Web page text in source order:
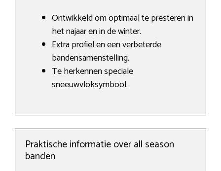
Ontwikkeld om optimaal te presteren in
het najaar en in de winter.
Extra profiel en een verbeterde
bandensamenstelling.
Te herkennen speciale
sneeuwvloksymbool.
Praktische informatie over all season
banden